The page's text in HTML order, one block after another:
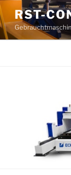
Zum
Inhalt
springen
RST-